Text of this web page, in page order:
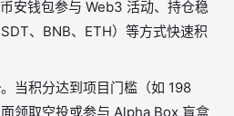
安钱包参与 Web3 活动、持仓稳
、BNB、ETH）等方式快速积
。当积分达到项目门槛（如 198
领取空投或参与 Alpha Box 盲盒